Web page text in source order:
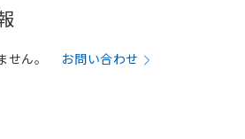
ん。 お問い合わせ